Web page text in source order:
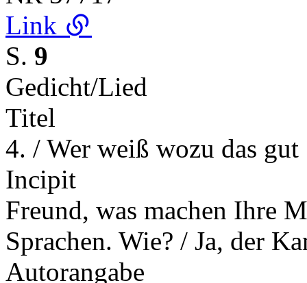
Link
S. 9
Gedicht/Lied
Titel
4. / Wer weiß wozu das gut
Incipit
Freund, was machen Ihre
Sprachen. Wie? / Ja, der
Autorangabe